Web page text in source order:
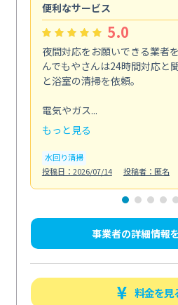
便利なサービス
5.0
夜間対応をお願いできる業者
んでもやさんは24時間対応と
と浴室の清掃を依頼。
電気やガス...
もっと見る
水回り清掃
投稿日：2026/07/14
投稿者：匿名
事業者の詳細情報
料金を見